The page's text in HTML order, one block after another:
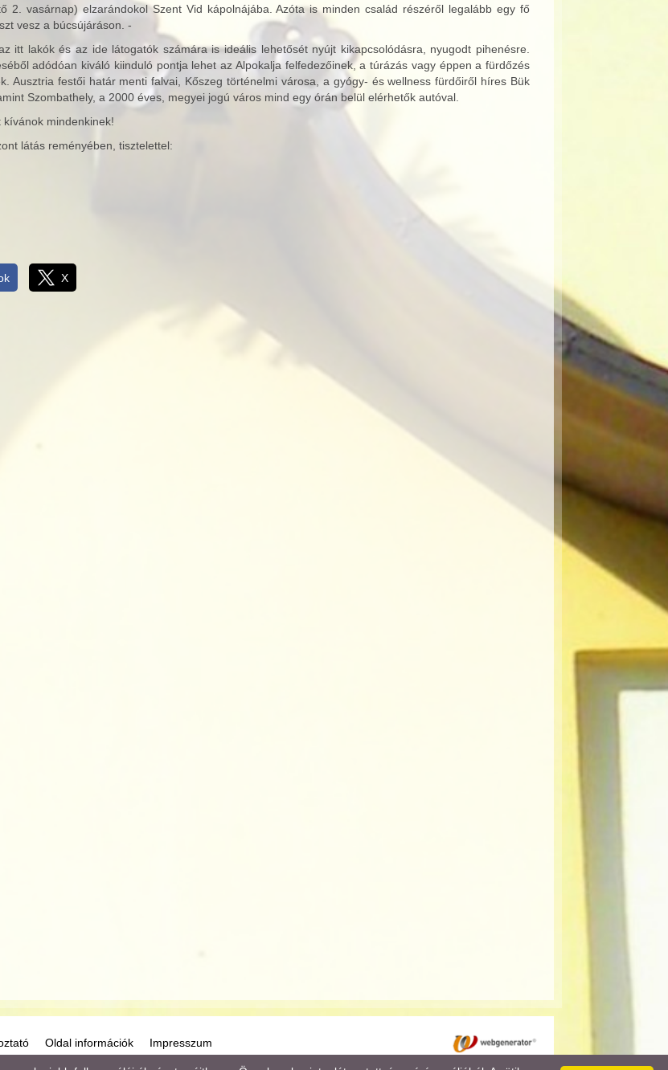
2. vasárnap) elzarándokol Szent Vid kápolnájába. Azóta is minden család részéről legalább egy fő
vesz a búcsújáráson. -
itt lakók és az ide látogatók számára is ideális lehetősét nyújt kikapcsolódásra, nyugodt pihenésre.
adódóan kiváló kiinduló pontja lehet az Alpokalja felfedezőinek, a túrázás vagy éppen a fürdőzés
Ausztria festői határ menti falvai, Kőszeg történelmi városa, a gyógy- és wellness fürdőiről híres Bük
Szombathely, a 2000 éves, megyei jogú város mind egy órán belül elérhetők autóval.
kívánok mindenkinek!
látás reményében, tisztelettel:
X
Oldal információk Impresszum